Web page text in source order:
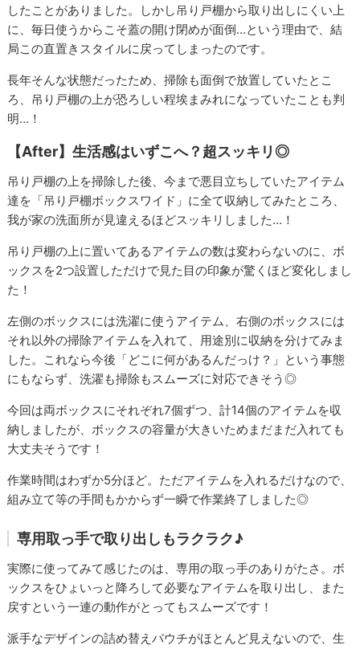
したことがありました。しかし吊り戸棚から取り出しにくい上
に、毎日使うからこそ蓋の開け閉めが面倒…という理由で、結
局この直置きスタイルに戻ってしまったのです。
長年そんな状態だったため、掃除も面倒で放置していたとこ
ろ、吊り戸棚の上が恐ろしい程埃まみれになっていたことも判
明…！
【After】生活感はいずこへ？超スッキリ◎
吊り戸棚の上を掃除した後、今まで悪目立ちしていたアイテム
達を「吊り戸棚ボックスワイド」に全て収納してみたところ、
我が家の洗面所が見違えるほどスッキリしました…！
吊り戸棚の上に置いてあるアイテムの数は変わらないのに、ボ
ックスを2つ設置しただけで見た目の印象が驚くほど変化しまし
た！
左側のボックスには洗濯に使うアイテム、右側のボックスには
それ以外の掃除アイテムを入れて、用途別に収納を分けてみま
した。これなら今後「どこに何があるんだっけ？」という事態
にもならず、洗濯も掃除もスムーズに対応できそう◎
今回は両ボックスにそれぞれ7個ずつ、計14個のアイテムを収
納しましたが、ボックスの容量が大きいためまだまだ入れても
大丈夫そうです！
作業時間はわずか5分ほど。ただアイテムを入れるだけなので、
組み立て等の手間もかからず一瞬で作業終了しました◎
専用取っ手で取り出しもラクラク♪
実際に使ってみて感じたのは、専用の取っ手のありがたさ。ボ
ックスをひょいっと降ろして必要なアイテムを取り出し、また
戻すという一連の動作がとってもスムーズです！
派手なデザインの詰め替えパウチがほとんど見えないので、生